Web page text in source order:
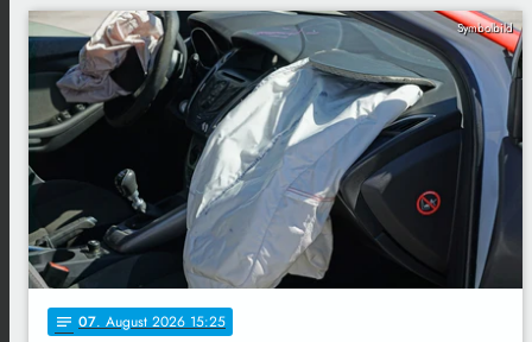
Symbolbild
notes 07. August 2026 15:25